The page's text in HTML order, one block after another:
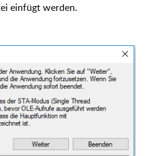
einfügt werden.